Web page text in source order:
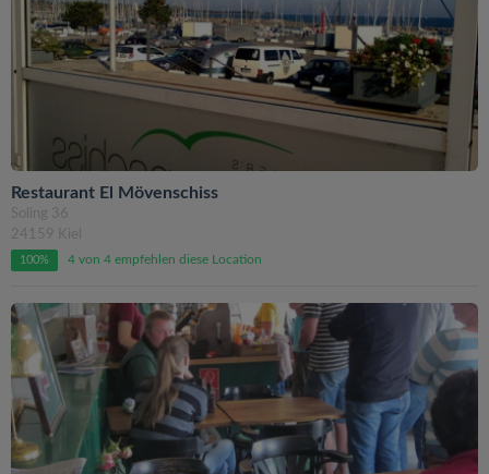
Restaurant El Mövenschiss
Soling 36
24159 Kiel
100% 4 von 4 empfehlen diese Location